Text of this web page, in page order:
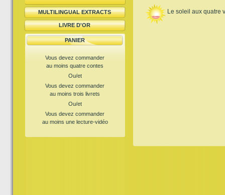
MULTILINGUAL EXTRACTS
LIVRE D'OR
PANIER
Vous devez commander
au moins quatre contes
Ou/et
Vous devez commander
au moins trois livrets
Ou/et
Vous devez commander
au moins une lecture-vidéo
Le soleil aux quatre